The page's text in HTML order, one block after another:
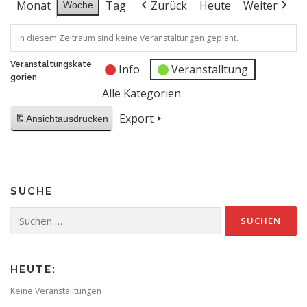
Monat Woche Tag Zurück Heute Weiter
In diesem Zeitraum sind keine Veranstaltungen geplant.
Veranstaltungskate
gorien
Info
Veranstalltung
Alle Kategorien
Ansichtausdrucken Export
SUCHE
nach:
HEUTE:
Keine Veranstalltungen